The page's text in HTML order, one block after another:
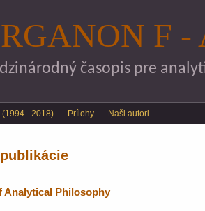
F -
časopis pre
(1994 - 2018) Prílohy Naši autori
Analytical Philosophy